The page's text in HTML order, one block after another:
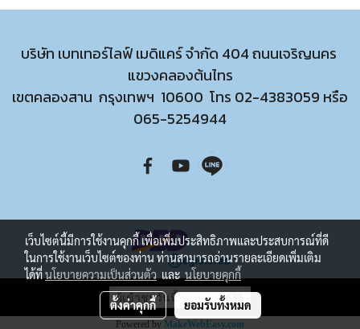
บริษัท เบทเทอร์ไลฟ์ เมดิแคร์ จำกัด 404 ถนนเจริญนคร
แขวงคลองต้นไทร
เขตคลองสาน กรุงเทพฯ 10600 โทร 02-4383059 หรือ
065-5254944
ผู้เข้าชมวันนี้ 635
Powered by MakeWebEasy.com
เว็บไซต์นี้มีการใช้งานคุกกี้ เพื่อเพิ่มประสิทธิภาพและประสบการณ์ที่ดี
ในการใช้งานเว็บไซต์ของท่าน ท่านสามารถอ่านรายละเอียดเพิ่มเติม
ได้ที่นโยบายความเป็นส่วนตัว และ นโยบายคุกกี้
ตั้งค่าคุกกี้ ยอมรับทั้งหมด